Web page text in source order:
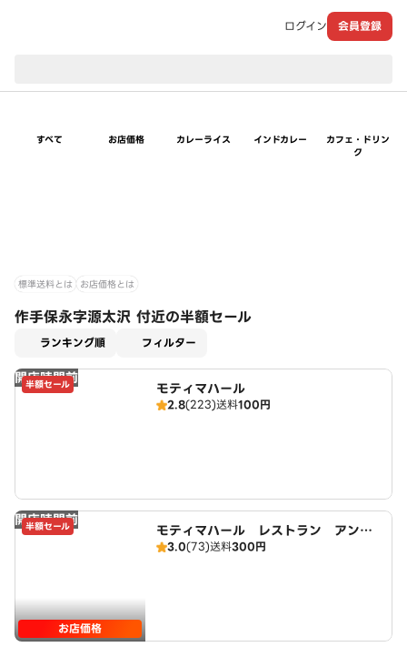
ログイン 会員登録
すべて お店価格 カレーライス インドカレー
カフェ・ドリン
ク
標準送料とは お店価格とは
作手保永字源太沢 付近の半額セール
ランキング順 フィルター
開店時間前
半額セール モティマハール
2.8(223)送料100円
開店時間前
半額セール
お店価格
モティマハール レストラン アンド
バー
3.0(73)送料300円